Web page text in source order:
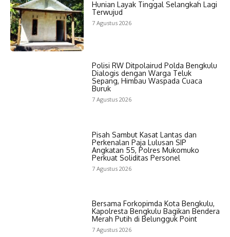
Hunian Layak Tinggal Selangkah Lagi
Terwujud
7 Agustus 2026
Polisi RW Ditpolairud Polda Bengkulu
Dialogis dengan Warga Teluk
Sepang, Himbau Waspada Cuaca
Buruk
7 Agustus 2026
Pisah Sambut Kasat Lantas dan
Perkenalan Paja Lulusan SIP
Angkatan 55, Polres Mukomuko
Perkuat Soliditas Personel
7 Agustus 2026
Bersama Forkopimda Kota Bengkulu,
Kapolresta Bengkulu Bagikan Bendera
Merah Putih di Belungguk Point
7 Agustus 2026